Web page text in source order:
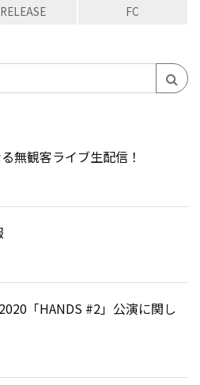
RELEASE FC
無観客ライブ生配信！
「HANDS #2」公演に関し